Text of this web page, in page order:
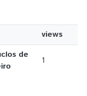
views
de
1